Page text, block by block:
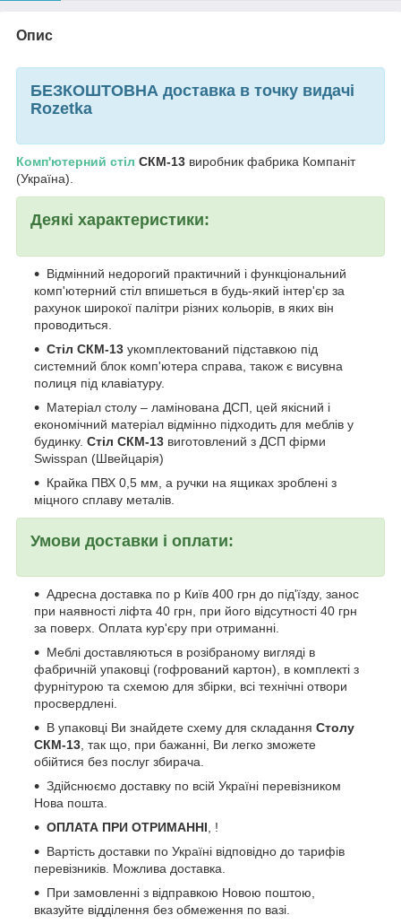
Опис
БЕЗКОШТОВНА доставка в точку видачі
Rozetka
Комп'ютерний стіл СКМ-13 виробник фабрика Компаніт
(Україна).
Деякі характеристики:
Відмінний недорогий практичний і функціональний
комп'ютерний стіл впишеться в будь-який інтер'єр за
рахунок широкої палітри різних кольорів, в яких він
проводиться.
Стіл СКМ-13 укомплектований підставкою під
системний блок комп'ютера справа, також є висувна
полиця під клавіатуру.
Матеріал столу – ламінована ДСП, цей якісний і
економічний матеріал відмінно підходить для меблів у
будинку. Стіл СКМ-13 виготовлений з ДСП фірми
Swisspan (Швейцарія)
Крайка ПВХ 0,5 мм, а ручки на ящиках зроблені з
міцного сплаву металів.
Умови доставки і оплати:
Адресна доставка по р Київ 400 грн до під'їзду, занос
при наявності ліфта 40 грн, при його відсутності 40 грн
за поверх. Оплата кур'єру при отриманні.
Меблі доставляються в розібраному вигляді в
фабричній упаковці (гофрований картон), в комплекті з
фурнітурою та схемою для збірки, всі технічні отвори
просвердлені.
В упаковці Ви знайдете схему для складання Столу
СКМ-13, так що, при бажанні, Ви легко зможете
обійтися без послуг збирача.
Здійснюємо доставку по всій Україні перевізником
Нова пошта.
ОПЛАТА ПРИ ОТРИМАННІ, !
Вартість доставки по Україні відповідно до тарифів
перевізників. Можлива доставка.
При замовленні з відправкою Новою поштою,
вказуйте відділення без обмеження по вазі.